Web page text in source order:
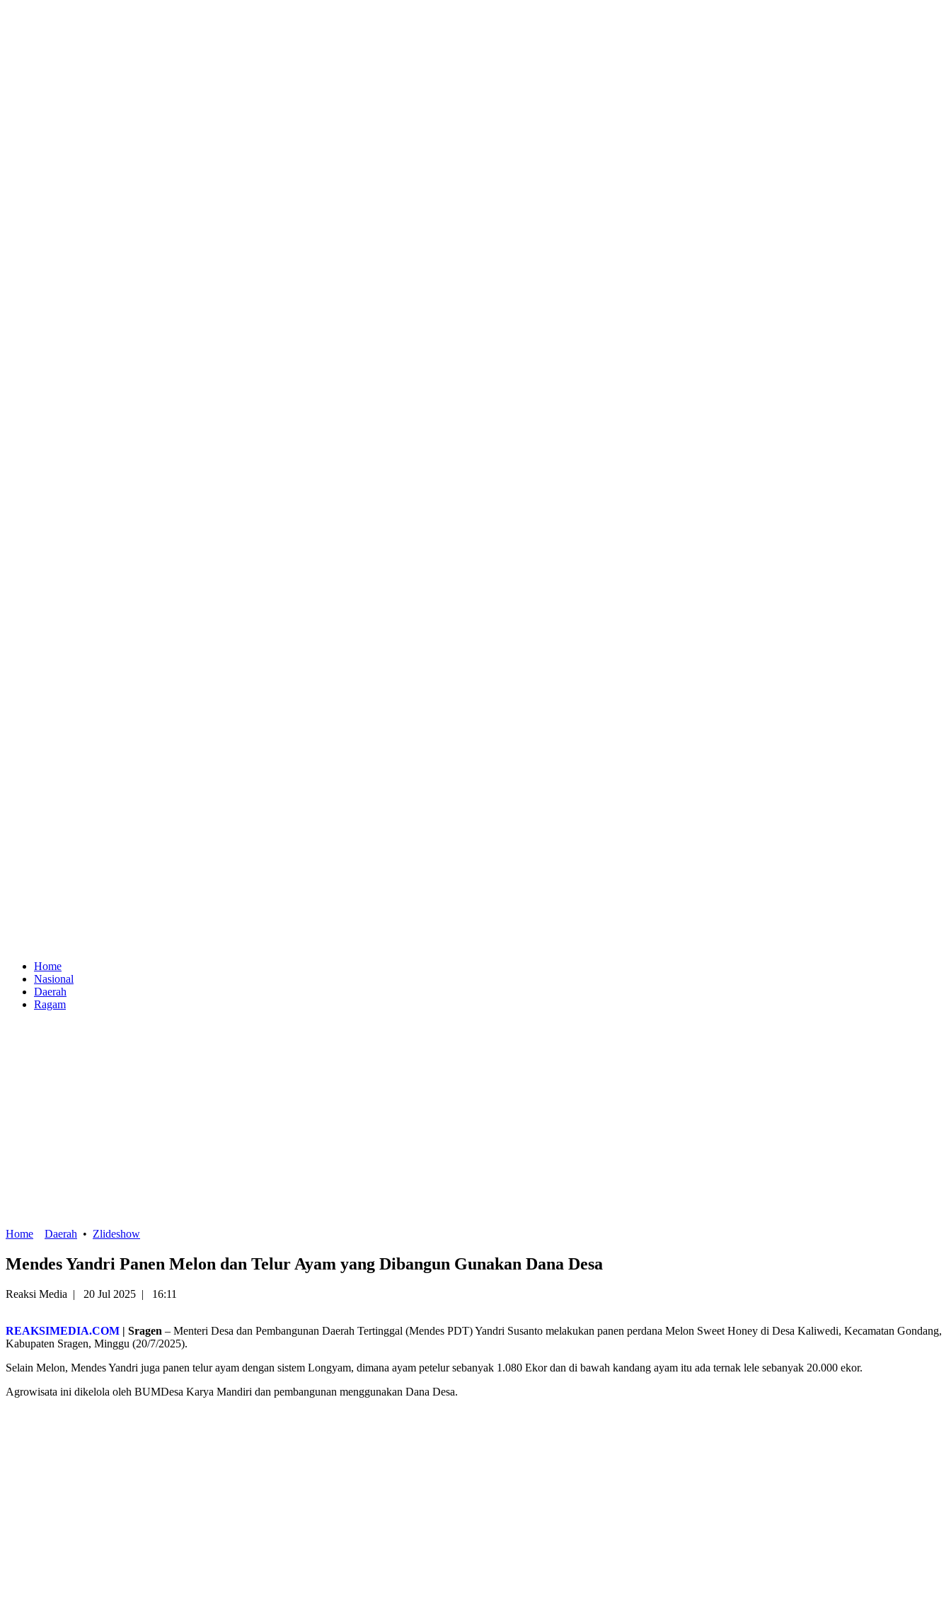
Home
Nasional
Daerah
Ragam
Home Daerah • Zlideshow
Mendes Yandri Panen Melon dan Telur Ayam yang Dibangun Gunakan Dana Desa
Reaksi Media | 20 Jul 2025 | 16:11
REAKSIMEDIA.COM | Sragen – Menteri Desa dan Pembangunan Daerah Tertinggal (Mendes PDT) Yandri Susanto melakukan panen perdana Melon Sweet Honey di Desa Kaliwedi, Kecamatan Gondang,
Kabupaten Sragen, Minggu (20/7/2025).
Selain Melon, Mendes Yandri juga panen telur ayam dengan sistem Longyam, dimana ayam petelur sebanyak 1.080 Ekor dan di bawah kandang ayam itu ada ternak lele sebanyak 20.000 ekor.
Agrowisata ini dikelola oleh BUMDesa Karya Mandiri dan pembangunan menggunakan Dana Desa.